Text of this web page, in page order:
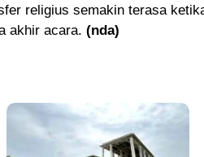
religius semakin terasa
akhir acara. (nda)